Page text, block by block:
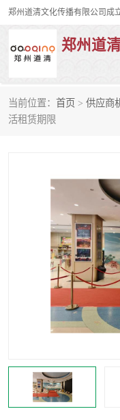
郑州道
当前位置： 首页 > 供应商
活租赁期限
舞台桁架搭建
活动策划
kt板制作
背景板搭建
龙门架搭建
灯光音响租赁